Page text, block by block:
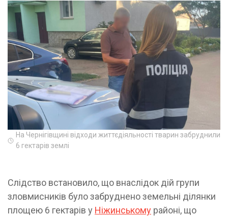
На Чернігівщині відходи життєдіяльності тварин забруднили
6 гектарів землі
Слідство встановило, що внаслідок дій групи
зловмисників було забруднено земельні ділянки
площею 6 гектарів у Ніжинському районі, що